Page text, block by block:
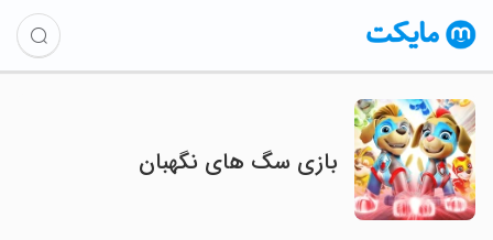
بازی سگ های نگهبان